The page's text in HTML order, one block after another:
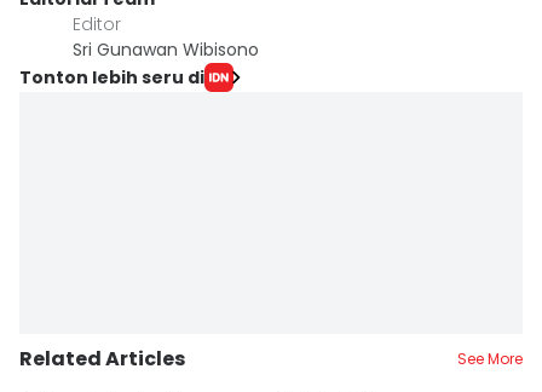
Editor
Sri Gunawan Wibisono
Tonton lebih seru di
Related Articles See More